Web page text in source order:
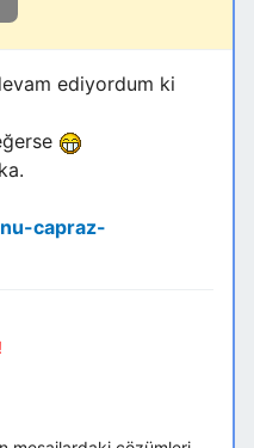
ediyordum ki
capraz-